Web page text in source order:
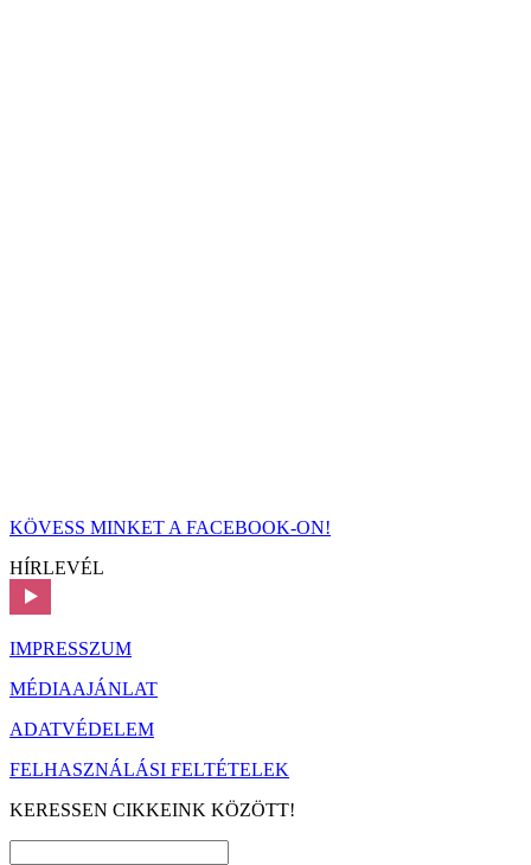
KÖVESS MINKET A FACEBOOK-ON!
HÍRLEVÉL
IMPRESSZUM
MÉDIAAJÁNLAT
ADATVÉDELEM
FELHASZNÁLÁSI FELTÉTELEK
KERESSEN CIKKEINK KÖZÖTT!